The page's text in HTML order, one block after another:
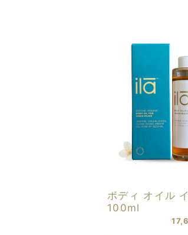
ボディ オイル
100ml